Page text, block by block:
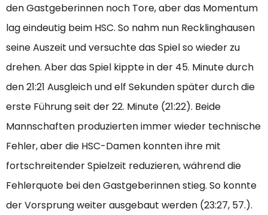
den Gastgeberinnen noch Tore, aber das Momentum
lag eindeutig beim HSC. So nahm nun Recklinghausen
seine Auszeit und versuchte das Spiel so wieder zu
drehen. Aber das Spiel kippte in der 45. Minute durch
den 21:21 Ausgleich und elf Sekunden später durch die
erste Führung seit der 22. Minute (21:22). Beide
Mannschaften produzierten immer wieder technische
Fehler, aber die HSC-Damen konnten ihre mit
fortschreitender Spielzeit reduzieren, während die
Fehlerquote bei den Gastgeberinnen stieg. So konnte
der Vorsprung weiter ausgebaut werden (23:27, 57.).